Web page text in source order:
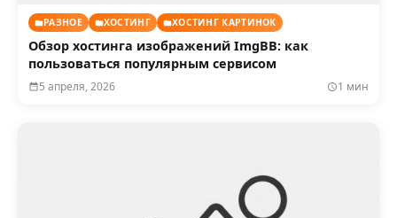
РАЗНОЕ ХОСТИНГ ХОСТИНГ КАРТИНОК
Обзор хостинга изображений ImgBB: как
пользоваться популярным сервисом
5 апреля, 2026 1 мин